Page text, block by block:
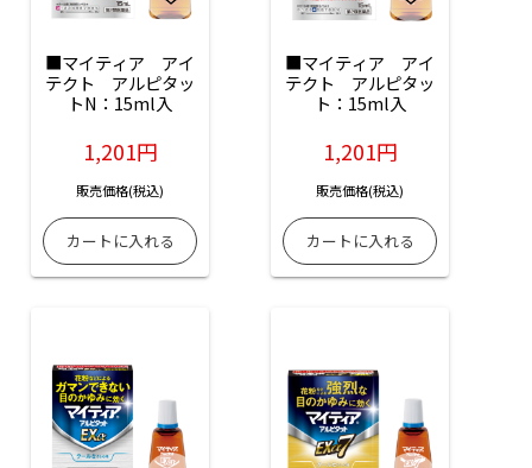
■マイティア　アイ
テクト　アルピタッ
トN：15ml入
1,201円
販売価格(税込)
■マイティア　アイ
テクト　アルピタッ
ト：15ml入
1,201円
販売価格(税込)